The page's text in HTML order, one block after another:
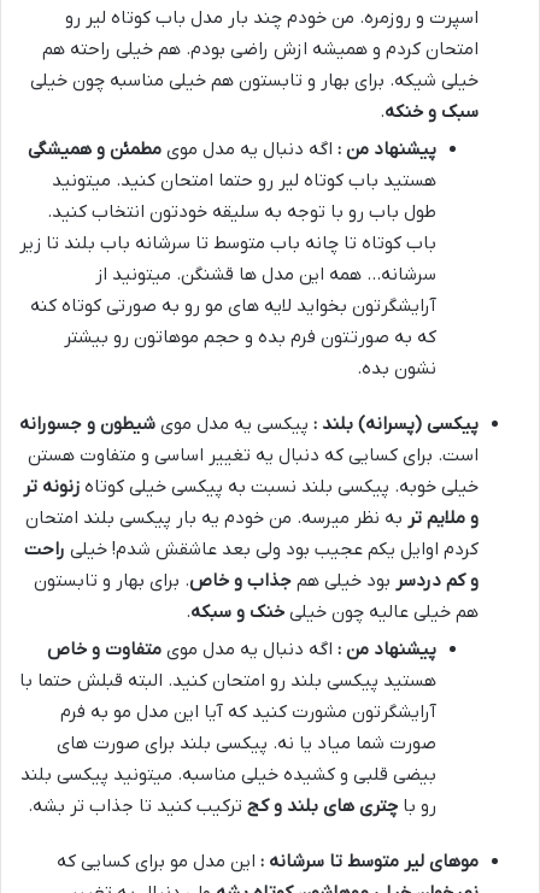
اسپرت و روزمره. من خودم چند بار مدل باب کوتاه لیر رو
امتحان کردم و همیشه ازش راضی بودم. هم خیلی راحته هم
خیلی شیکه. برای بهار و تابستون هم خیلی مناسبه چون خیلی
سبک و خنکه.
پیشنهاد من : اگه دنبال یه مدل موی مطمئن و همیشگی
هستید باب کوتاه لیر رو حتما امتحان کنید. میتونید
طول باب رو با توجه به سلیقه خودتون انتخاب کنید.
باب کوتاه تا چانه باب متوسط تا سرشانه باب بلند تا زیر
سرشانه… همه این مدل ها قشنگن. میتونید از
آرایشگرتون بخواید لایه های مو رو به صورتی کوتاه کنه
که به صورتتون فرم بده و حجم موهاتون رو بیشتر
نشون بده.
پیکسی (پسرانه) بلند : پیکسی یه مدل موی شیطون و جسورانه
است. برای کسایی که دنبال یه تغییر اساسی و متفاوت هستن
خیلی خوبه. پیکسی بلند نسبت به پیکسی خیلی کوتاه زنونه تر
و ملایم تر به نظر میرسه. من خودم یه بار پیکسی بلند امتحان
کردم اوایل یکم عجیب بود ولی بعد عاشقش شدم! خیلی راحت
و کم دردسر بود خیلی هم جذاب و خاص. برای بهار و تابستون
هم خیلی عالیه چون خیلی خنک و سبکه.
پیشنهاد من : اگه دنبال یه مدل موی متفاوت و خاص
هستید پیکسی بلند رو امتحان کنید. البته قبلش حتما با
آرایشگرتون مشورت کنید که آیا این مدل مو به فرم
صورت شما میاد یا نه. پیکسی بلند برای صورت های
بیضی قلبی و کشیده خیلی مناسبه. میتونید پیکسی بلند
رو با چتری های بلند و کج ترکیب کنید تا جذاب تر بشه.
موهای لیر متوسط تا سرشانه : این مدل مو برای کسایی که